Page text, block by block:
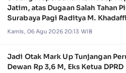
Jatim, atas Dugaan Salah Tahan
Surabaya Pagi Raditya M. Khadaffi
Kamis, 06 Agu 2026 20:13 WIB
Jadi Otak Mark Up Tunjangan
Dewan Rp 3,6 M, Eks Ketua DPRD